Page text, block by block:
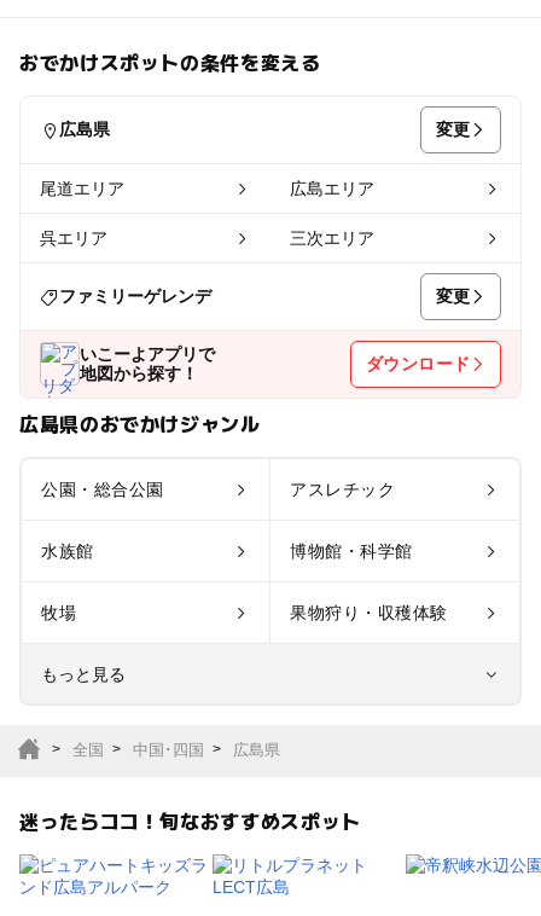
おでかけスポットの条件を変える
広島県 変更
尾道エリア 広島エリア
呉エリア 三次エリア
ファミリーゲレンデ 変更
いこーよアプリで
地図から探す！
ダウンロード
広島県のおでかけジャンル
公園・総合公園 アスレチック
水族館 博物館・科学館
牧場 果物狩り・収穫体験
もっと見る
サファリパーク
植物園・フラワーパー
ク
全国 中国･四国 広島県
迷ったらココ！旬なおすすめスポット